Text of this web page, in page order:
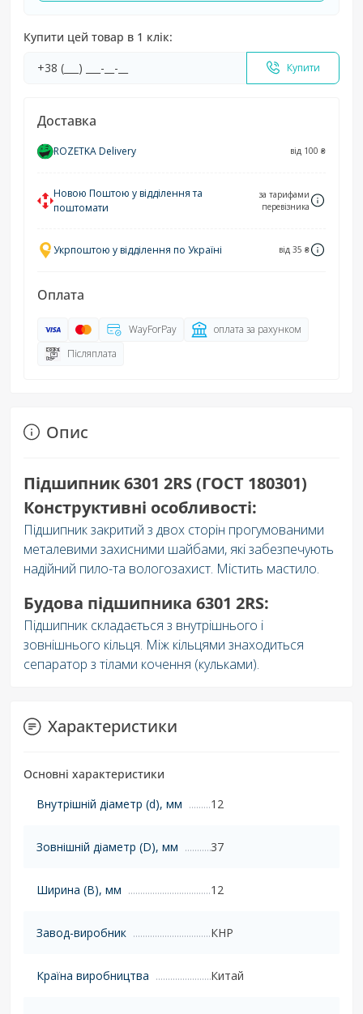
Купити цей товар в 1 клік:
Купити
Доставка
ROZETKA Delivery від 100 ₴
Новою Поштою у відділення та
поштомати
за тарифами
перевізника
Укрпоштою у відділення по Україні від 35 ₴
Оплата
WayForPay
оплата за рахунком
Післяплата
Опис
Підшипник 6301 2RS (ГОСТ 180301)
Конструктивні особливості:
Підшипник закритий з двох сторін прогумованими
металевими захисними шайбами, які забезпечують
надійний пило-та вологозахист. Містить мастило.
Будова підшипника 6301 2RS:
Підшипник складається з внутрішнього і
зовнішнього кільця. Між кільцями знаходиться
сепаратор з тілами кочення (кульками).
Характеристики
Основні характеристики
Внутрішній діаметр (d), мм
12
Зовнішній діаметр (D), мм 37
Ширина (B), мм 12
Завод-виробник КНР
Країна виробництва Китай